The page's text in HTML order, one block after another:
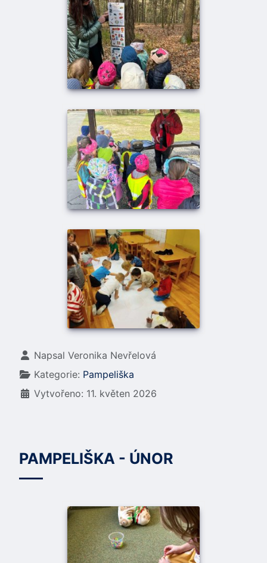
Základní údaje
Napsal Veronika Nevřelová
Kategorie: Pampeliška
Vytvořeno: 11. květen 2026
PAMPELIŠKA - ÚNOR